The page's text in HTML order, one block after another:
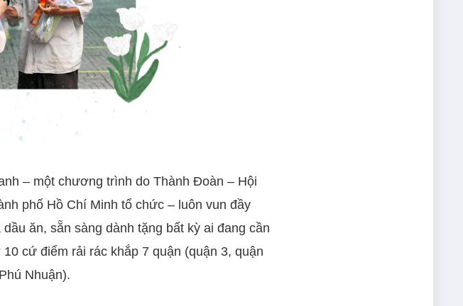
– một chương trình do Thành Đoàn – Hội
phố Hồ Chí Minh tổ chức – luôn vun đầy
ăn, sẵn sàng dành tặng bất kỳ ai đang cần
cứ điểm rải rác khắp 7 quận (quận 3, quận
Nhuận).